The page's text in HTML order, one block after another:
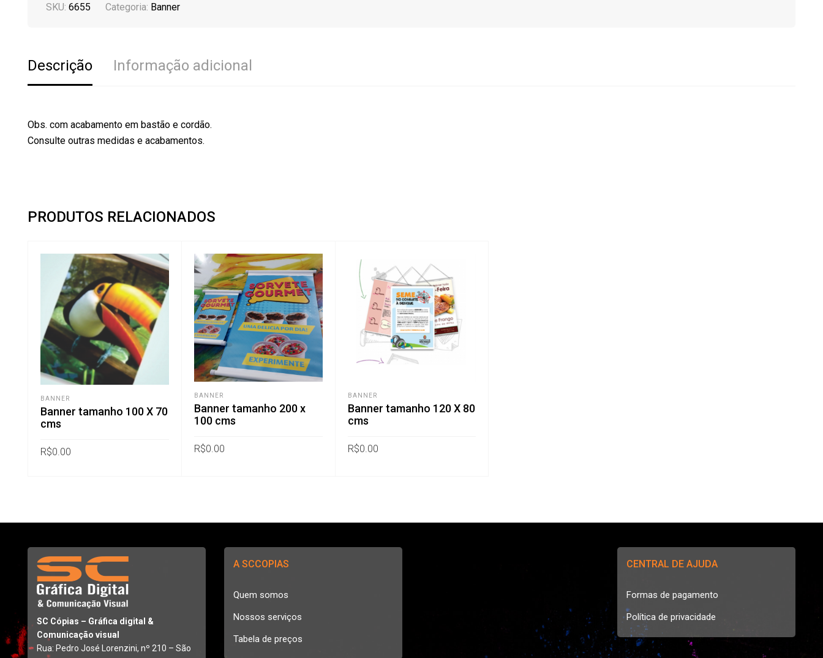
SKU: 6655 Categoria: Banner
Descrição Informação adicional
Obs. com acabamento em bastão e cordão.
Consulte outras medidas e acabamentos.
PRODUTOS RELACIONADOS
BANNER
Banner tamanho 100 X 70
cms
R$0.00
BANNER
Banner tamanho 200 x
100 cms
R$0.00
BANNER
Banner tamanho 120 X 80
cms
R$0.00
SC Cópias – Gráfica digital &
Comunicação visual
Rua: Pedro José Lorenzini, nº 210 – São
A SCCOPIAS
Quem somos
Nossos serviços
Tabela de preços
CENTRAL DE AJUDA
Formas de pagamento
Política de privacidade